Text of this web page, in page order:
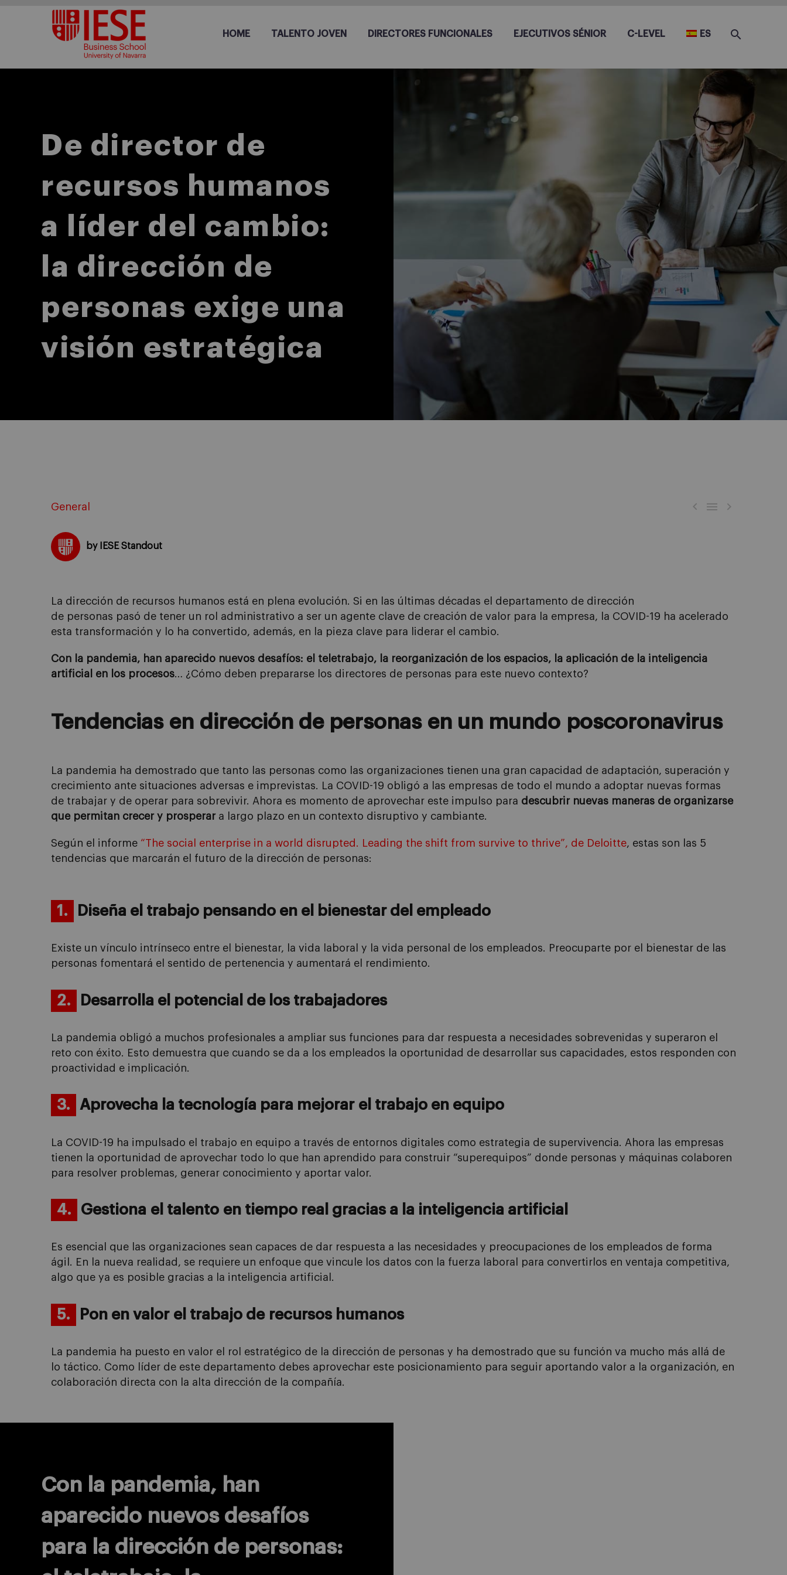
HOME TALENTO JOVEN DIRECTORES FUNCIONALES EJECUTIVOS SÉNIOR C-LEVEL ES
De director de
recursos humanos
a líder del cambio:
la dirección de
personas exige una
visión estratégica
  
General
by IESE Standout
La dirección de recursos humanos está en plena evolución. Si en las últimas décadas e l departamento de d irección
de personas pasó de tener un rol administrativo a ser un agente clave de creación de valor para la empresa, l a COVID-19 ha acelerado
esta transformación y lo ha convertido, además, en la pieza clave para liderar el cambio.
Con la pandemia, han aparecido nuevos desafíos: el teletrabajo, la reorganización de los espacios, la aplicación de la inteligencia
artificial en los procesos… ¿Cómo deben prepararse los directores de personas para este nuevo contexto?
Tendencias en dirección de personasen un mundo poscoronavirus
La pandemia ha demostrado que tanto las personas como las organizaciones tienen una gran capacidad de adaptación, superación y
crecimiento ante situaciones adversas e imprevistas.
La COVID-19 obligó a las empresas de todo el mundo a adoptar nuevas formas
de trabajar y de operar para sobrevivir. Ahora es momento de aprovechar este impulso para descubrir nuevas maneras de organizarse
que permitan crecer y prosperara largo plazo en un contexto disruptivo y cambiante.
Según el i nforme “The social enterprise in a world disrupted. Leading the shift from survive to thrive”, de Deloitte, estas son las 5
tendencias que marcarán el futuro de la dirección de personas:
1. Diseña el trabajo pensando en el bienestar del empleado
Existe un vínculo intrínseco entre el bienestar, la vida laboral y la vida personal de los empleados. Preocuparte por el bienestar de las
personas fomentará el sentido de pertenencia y aumentará el rendimiento.
2. Desarrolla el potencial de los trabajadores
La pandemia obligó a muchos profesionales a ampliar sus funciones para dar respuesta a necesidades sobrevenidas y superaron el
reto con éxito. Esto demuestra que cuando se da a los empleados la oportunidad de desarrollar sus capacidades, estos responden con
proactividad e implicación.
3. Aprovecha la tecnología para mejorarel trabajo en equipo
La COVID-19 ha impulsado el trabajo en equipo a través de entornos digitales como estrategia de supervivencia. Ahora las empresas
tienen la oportunidad de aprovechar todo lo que han aprendido para construir “superequipos” donde personas y máquinas colaboren
para resolver problemas, generar conocimiento y aportar valor.
4. Gestiona el talento en tiempo real gracias a la inteligencia artificial
Es esencial que las organizaciones sean capaces de dar respuesta a las necesidades y preocupaciones de los empleados de forma
ágil . En la nueva realidad, se requiere un enfoque que vincule los datos con la fuerza laboral para convertirlos en ventaja competitiva,
algo que ya es posible gracias a la inteligencia artificial.
5. Pon en valor el trabajo de recursos humanos
La pandemia ha puesto en valor el rol estratégico de la dirección de personas y ha demostrado que su función va mucho más allá de
lo táctico. Como líder de este departamento debes aprovechar este posicionamiento para seguir aportando valor a la organización, en
colaboración directa con la alta dirección de la compañía.
Con la pandemia, han
aparecido nuevos desafíos
para la dirección de personas: